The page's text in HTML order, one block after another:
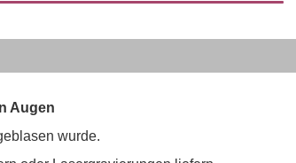
Augen
wurde.